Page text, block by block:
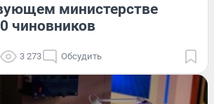
министерстве
чиновников
3 273 Обсудить